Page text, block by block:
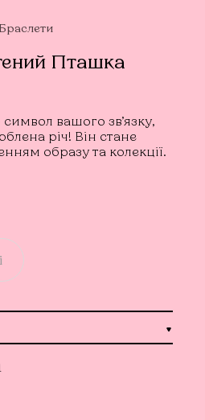
Браслети
Пташка
вашого зв’язку,
річ! Він стане
образу та колекції.